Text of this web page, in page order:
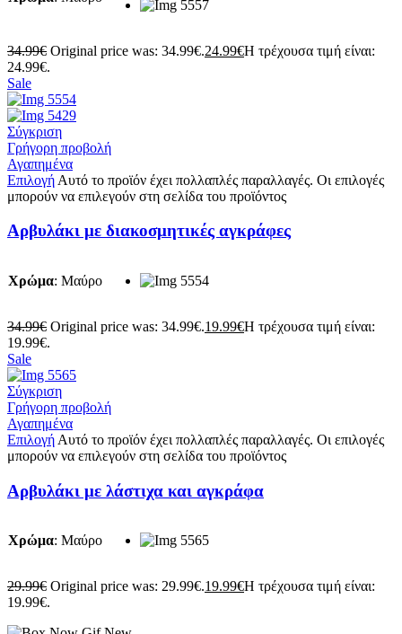
34.99€ Original price was: 34.99€.24.99€Η τρέχουσα τιμή είναι:
24.99€.
Sale
Σύγκριση
Γρήγορη προβολή
Αγαπημένα
Επιλογή Αυτό το προϊόν έχει πολλαπλές παραλλαγές. Οι επιλογές
μπορούν να επιλεγούν στη σελίδα του προϊόντος
Αρβυλάκι με διακοσμητικές αγκράφες
Χρώμα: Μαύρο
34.99€ Original price was: 34.99€.19.99€Η τρέχουσα τιμή είναι:
19.99€.
Sale
Σύγκριση
Γρήγορη προβολή
Αγαπημένα
Επιλογή Αυτό το προϊόν έχει πολλαπλές παραλλαγές. Οι επιλογές
μπορούν να επιλεγούν στη σελίδα του προϊόντος
Αρβυλάκι με λάστιχα και αγκράφα
Χρώμα: Μαύρο
29.99€ Original price was: 29.99€.19.99€Η τρέχουσα τιμή είναι:
19.99€.